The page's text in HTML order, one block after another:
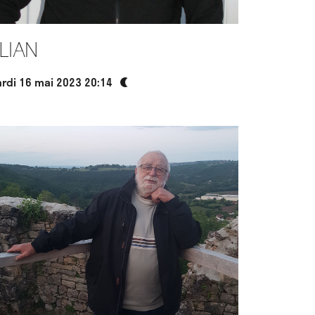
16 mai 2023 20:14